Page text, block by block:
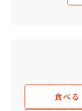
食べる